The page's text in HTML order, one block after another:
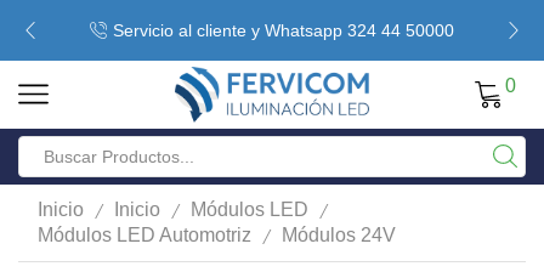
Servicio al cliente y Whatsapp 324 44 50000
0
Inicio / Inicio / Módulos LED /
Módulos LED Automotriz / Módulos 24V